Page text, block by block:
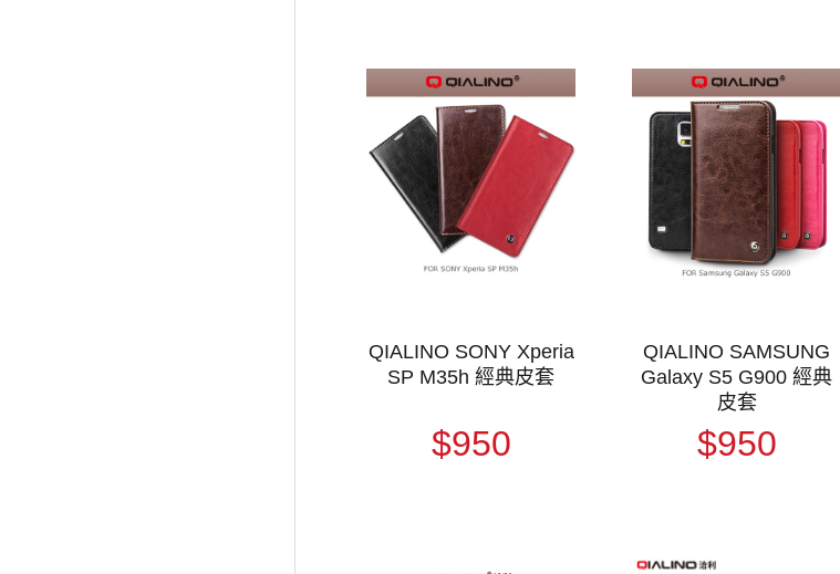
QIALINO SONY Xperia
SP M35h 經典皮套
$950
QIALINO SAMSUNG
Galaxy S5 G900 經典
皮套
$950